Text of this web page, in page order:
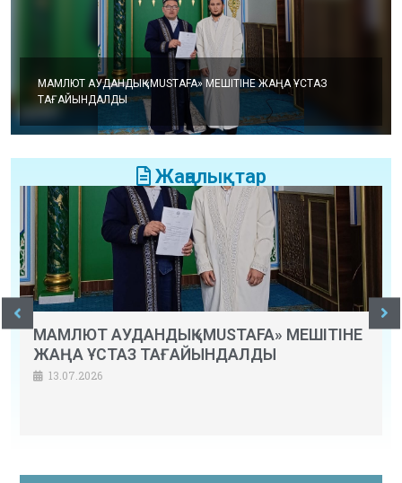
МАМЛЮТ АУДАНДЫҚ «MUSTAFA» МЕШІТІНЕ ЖАҢА ҰСТАЗ
ТАҒАЙЫНДАЛДЫ
Жаңалықтар
МАМЛЮТ АУДАНДЫҚ «MUSTAFA» МЕШІТІНЕ
ЖАҢА ҰСТАЗ ТАҒАЙЫНДАЛДЫ
13.07.2026